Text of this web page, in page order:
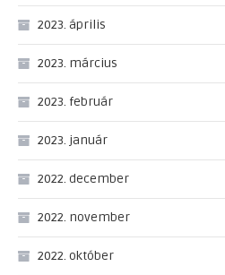
2023. április
2023. március
2023. február
2023. január
2022. december
2022. november
2022. október